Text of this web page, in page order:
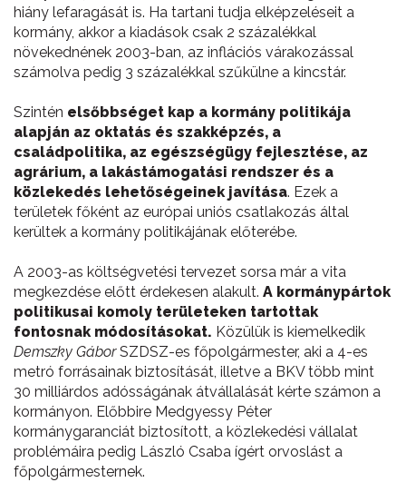
hiány lefaragását is. Ha tartani tudja elképzeléseit a
kormány, akkor a kiadások csak 2 százalékkal
növekednének 2003-ban, az inflációs várakozással
számolva pedig 3 százalékkal szűkülne a kincstár.
Szintén elsőbbséget kap a kormány politikája
alapján az oktatás és szakképzés, a
családpolitika, az egészségügy fejlesztése, az
agrárium, a lakástámogatási rendszer és a
közlekedés lehetőségeinek javítása. Ezek a
területek főként az európai uniós csatlakozás által
kerültek a kormány politikájának előterébe.
A 2003-as költségvetési tervezet sorsa már a vita
megkezdése előtt érdekesen alakult. A kormánypártok
politikusai komoly területeken tartottak
fontosnak módosításokat. Közülük is kiemelkedik
Demszky GáborSZDSZ-es főpolgármester, aki a 4-es
metró forrásainak biztosítását, illetve a BKV több mint
30 milliárdos adósságának átvállalását kérte számon a
kormányon. Előbbire Medgyessy Péter
kormánygaranciát biztosított, a közlekedési vállalat
problémáira pedig László Csaba ígért orvoslást a
főpolgármesternek.